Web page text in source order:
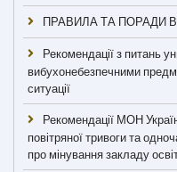
ПРАВИЛА ТА ПОРАДИ
Рекомендації з питань
вибухонебезпечними
ситуації
Рекомендації МОН
повітряної тривоги та
про мінування закладу